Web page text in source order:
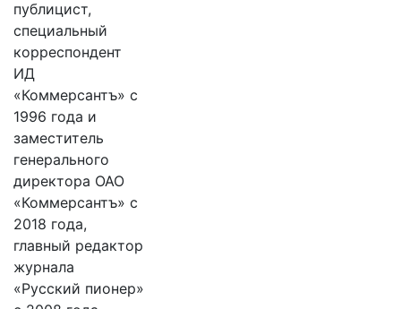
публицист,
специальный
корреспондент
ИД
«Коммерсантъ» с
1996 года и
заместитель
генерального
директора ОАО
«Коммерсантъ» с
2018 года,
главный редактор
журнала
«Русский пионер»